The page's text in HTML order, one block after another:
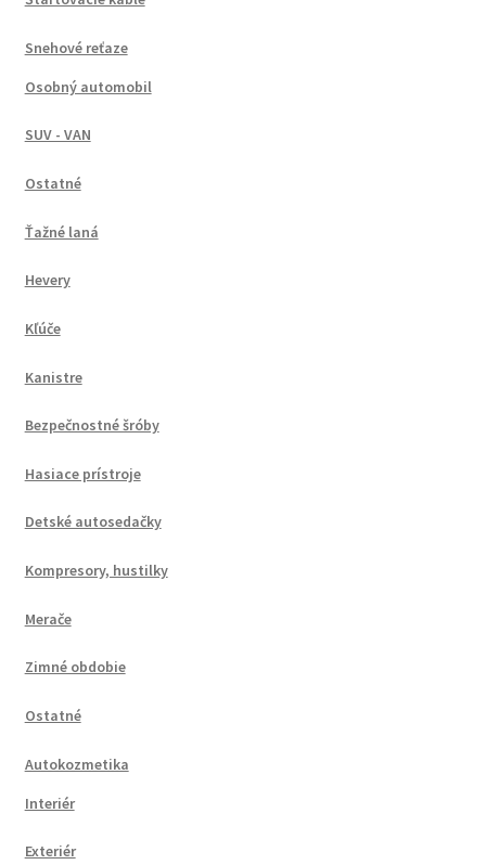
Snehové reťaze
Osobný automobil
SUV - VAN
Ostatné
Ťažné laná
Hevery
Kľúče
Kanistre
Bezpečnostné šróby
Hasiace prístroje
Detské autosedačky
Kompresory, hustilky
Merače
Zimné obdobie
Ostatné
Autokozmetika
Interiér
Exteriér